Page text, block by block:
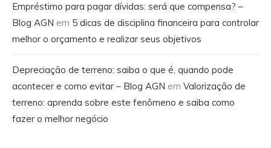
Empréstimo para pagar dívidas: será que compensa? –
Blog AGN em 5 dicas de disciplina financeira para controlar
melhor o orçamento e realizar seus objetivos
Depreciação de terreno: saiba o que é, quando pode
acontecer e como evitar – Blog AGN em Valorização de
terreno: aprenda sobre este fenômeno e saiba como
fazer o melhor negócio